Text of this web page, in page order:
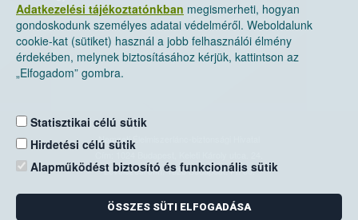
Adatkezelési tájékoztatónkban megismerheti, hogyan
gondoskodunk személyes adatai védelméről. Weboldalunk
cookie-kat (sütiket) használ a jobb felhasználói élmény
érdekében, melynek biztosításához kérjük, kattintson az
„Elfogadom” gombra.
Statisztikai célú sütik
Hirdetési célú sütik
Alapműködést biztosító és funkcionális sütik
ÖSSZES SÜTI ELFOGADÁSA
Nemzeti Élelmiszerlánc-biztonsági Hivatal
Levelezési cím: 1525 Budapest. Pf. 30.
E-mail:ugyfelszolgalat@nebih.gov.hu